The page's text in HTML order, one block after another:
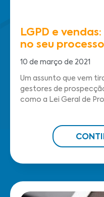
LGPD e
no seu
10 de março de 2021
Um assunto que vem
gestores de
como a Lei Geral de